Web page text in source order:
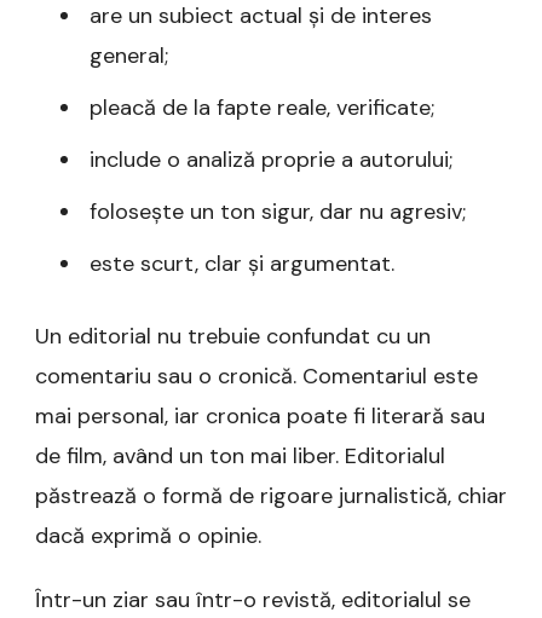
are un subiect actual și de interes
general;
pleacă de la fapte reale, verificate;
include o analiză proprie a autorului;
folosește un ton sigur, dar nu agresiv;
este scurt, clar și argumentat.
Un editorial nu trebuie confundat cu un
comentariu sau o cronică. Comentariul este
mai personal, iar cronica poate fi literară sau
de film, având un ton mai liber. Editorialul
păstrează o formă de rigoare jurnalistică, chiar
dacă exprimă o opinie.
Într-un ziar sau într-o revistă, editorialul se